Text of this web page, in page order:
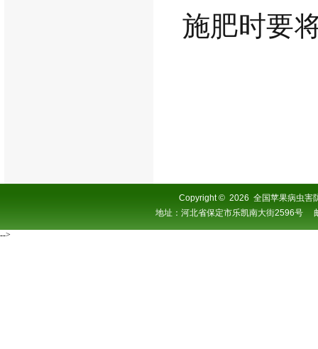
施肥时要
Copyright© 2026 全国苹果病虫害
地址：河北省保定市乐凯南大街2596
-->